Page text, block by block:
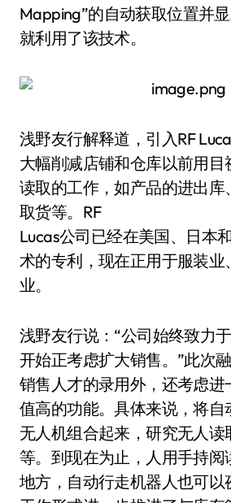
Mapping”的自动获取位置并
就利用了该技术。
浅野友行解释道，引入RF
大幅削减店铺和仓库以前用目
读取的工作，如产品的进出库
取货等。RF
Lucas公司已经在美国、日本
术的专利，现在正用于服装业
业。
浅野友行说：“公司始终致力
开始正考虑扩大销售。”此次
销售人才的录用外，还考虑进
值高的功能。具体来说，将自
无人机组合起来，研究无人读
等。到现在为止，人用手持阅
地方，自动行走机器人也可以